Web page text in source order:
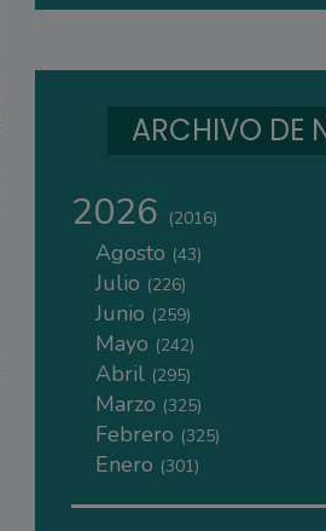
ARCHIVO DE
2026 (2016)
Agosto (43)
Julio (226)
Junio (259)
Mayo (242)
Abril (295)
Marzo (325)
Febrero (325)
Enero (301)